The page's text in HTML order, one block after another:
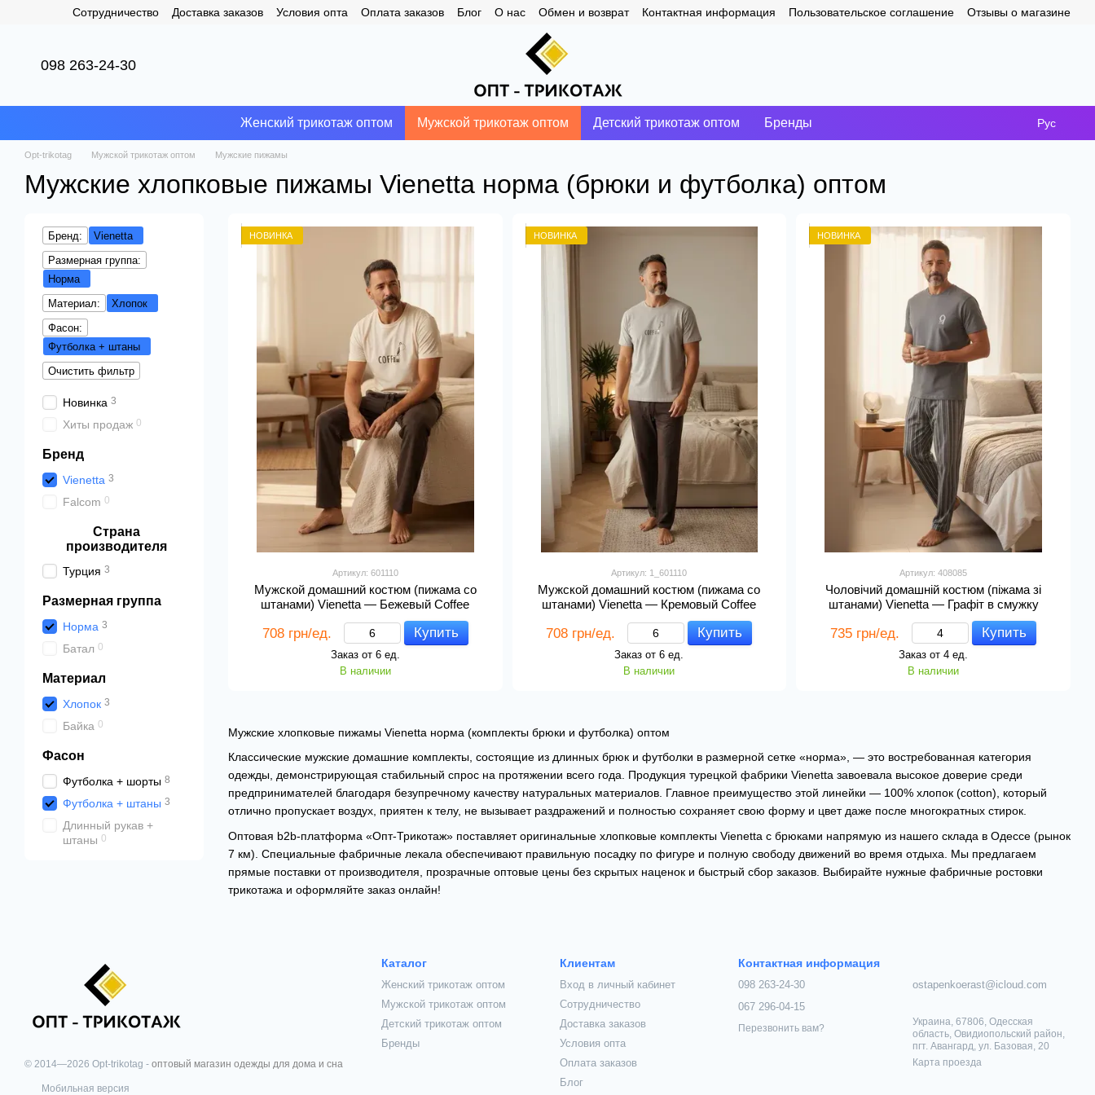
Перейти к основному контенту
Сотрудничество Доставка заказов Условия опта Оплата заказов Блог О нас Обмен и возврат Контактная информация Пользовательское соглашение Отзывы о магазине
098 263-24-30
Женский трикотаж оптом Мужской трикотаж оптом Детский трикотаж оптом Бренды Рус
Opt-trikotag Мужской трикотаж оптом Мужские пижамы
Мужские хлопковые пижамы Vienetta норма (брюки и футболка) оптом
Мужские хлопковые пижамы Vienetta норма (комплекты брюки и футболка) оптом
Классические мужские домашние комплекты, состоящие из длинных брюк и футболки в размерной сетке «норма», — это востребованная категория
одежды, демонстрирующая стабильный спрос на протяжении всего года. Продукция турецкой фабрики Vienetta завоевала высокое доверие среди
предпринимателей благодаря безупречному качеству натуральных материалов. Главное преимущество этой линейки — 100% хлопок (cotton), который
отлично пропускает воздух, приятен к телу, не вызывает раздражений и полностью сохраняет свою форму и цвет даже после многократных стирок.
Оптовая b2b-платформа «Опт-Трикотаж» поставляет оригинальные хлопковые комплекты Vienetta с брюками напрямую из нашего склада в Одессе (рынок
7 км). Специальные фабричные лекала обеспечивают правильную посадку по фигуре и полную свободу движений во время отдыха. Мы предлагаем
прямые поставки от производителя, прозрачные оптовые цены без скрытых наценок и быстрый сбор заказов. Выбирайте нужные фабричные ростовки
трикотажа и оформляйте заказ онлайн!
НОВИНКА
Артикул: 601110
Мужской домашний костюм (пижама со
штанами) Vienetta — Бежевый Coffee
708 грн/ед. Купить
Заказ от 6 ед.
В наличии
НОВИНКА
Артикул: 1_601110
Мужской домашний костюм (пижама со
штанами) Vienetta — Кремовый Coffee
708 грн/ед. Купить
Заказ от 6 ед.
В наличии
НОВИНКА
Артикул: 408085
Чоловічий домашній костюм (піжама зі
штанами) Vienetta — Графіт в смужку
735 грн/ед. Купить
Заказ от 4 ед.
В наличии
Бренд:
Vienetta
Размерная группа:
Норма
Материал:
Хлопок
Фасон:
Футболка + штаны
Очистить фильтр
Новинка 3
Хиты продаж 0
Бренд
Vienetta 3
Falcom 0
Страна
производителя
Турция 3
Размерная группа
Норма 3
Батал 0
Материал
Хлопок 3
Байка 0
Фасон
Футболка + шорты 8
Футболка + штаны 3
Длинный рукав +
штаны 0
© 2014—2026 Opt-trikotag - оптовый магазин одежды для дома и сна
Мобильная версия
Каталог
Женский трикотаж оптом
Мужской трикотаж оптом
Детский трикотаж оптом
Бренды
Клиентам
Вход в личный кабинет
Сотрудничество
Доставка заказов
Условия опта
Оплата заказов
Блог
Контактная информация
098 263-24-30
067 296-04-15
Перезвонить вам?
ostapenkoerast@icloud.com
Украина, 67806, Одесская
область, Овидиопольский район,
пгт. Авангард, ул. Базовая, 20
Карта проезда